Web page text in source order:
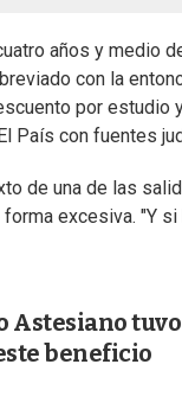
años y medio
con la
por
País con fuentes
de una de las
excesiva. "Y si
Astesiano
beneficio